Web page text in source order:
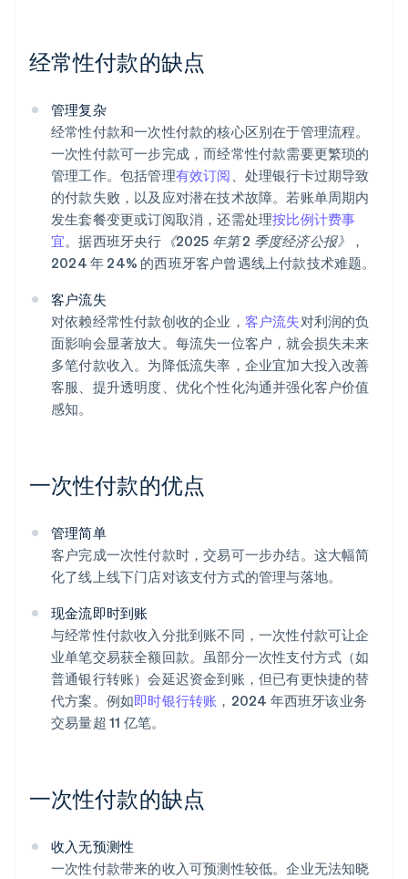
经常性付款的缺点
管理复杂
经常性付款和一次性付款的核心区别在于管理流程。
一次性付款可一步完成，而经常性付款需要更繁琐的
管理工作。包括管理有效订阅 、处理银行卡过期导致
的付款失败，以及应对潜在技术故障。若账单周期内
发生套餐变更或订阅取消，还需处理按比例计费事
宜。据西班牙央行 《2025 年第 2 季度经济公报》
，
2024 年 24% 的西班牙客户曾遇线上付款技术难题。
客户流失
对依赖经常性付款创收的企业， 客户流失对利润的负
面影响会显著放大。每流失一位客户，就会损失未来
多笔付款收入。为降低流失率，企业宜加大投入改善
客服、提升透明度、优化个性化沟通并强化客户价值
感知。
一次性付款的优点
管理简单
客户完成一次性付款时，交易可一步办结。这大幅简
化了线上线下门店对该支付方式的管理与落地。
现金流即时到账
与经常性付款收入分批到账不同，一次性付款可让企
业单笔交易获全额回款。虽部分一次性支付方式（如
普通银行转账）会延迟资金到账，但已有更快捷的替
代方案。例如即时银行转账 ，2024 年西班牙该业务
交易量超 11 亿笔。
一次性付款的缺点
收入无预测性
一次性付款带来的收入可预测性较低。企业无法知晓